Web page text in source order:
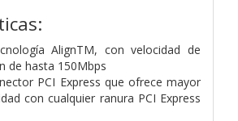
AlignTM, con velocidad de
de hasta 150Mbps
PCI Express que ofrece mayor
con cualquier ranura PCI Express